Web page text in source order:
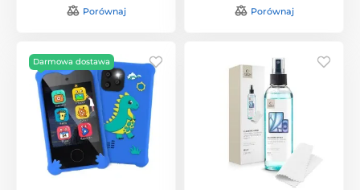
Porównaj Porównaj
Darmowa dostawa